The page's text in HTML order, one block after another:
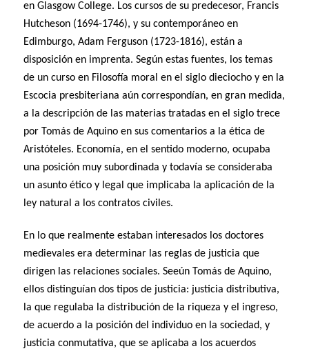
en Glasgow College. Los cursos de su predecesor, Francis
Hutcheson (1694-1746), y su contemporáneo en
Edimburgo, Adam Ferguson (1723-1816), están a
disposición en imprenta. Según estas fuentes, los temas
de un curso en Filosofía moral en el siglo dieciocho y en la
Escocia presbiteriana aún correspondían, en gran medida,
a la descripción de las materias tratadas en el siglo trece
por Tomás de Aquino en sus comentarios a la ética de
Aristóteles. Economía, en el sentido moderno, ocupaba
una posición muy subordinada y todavía se consideraba
un asunto ético y legal que implicaba la aplicación de la
ley natural a los contratos civiles.
En lo que realmente estaban interesados los doctores
medievales era determinar las reglas de justicia que
dirigen las relaciones sociales. Seeún Tomás de Aquino,
ellos distinguían dos tipos de justicia: justicia distributiva,
la que regulaba la distribución de la riqueza y el ingreso,
de acuerdo a la posición del individuo en la sociedad, y
justicia conmutativa, que se aplicaba a los acuerdos